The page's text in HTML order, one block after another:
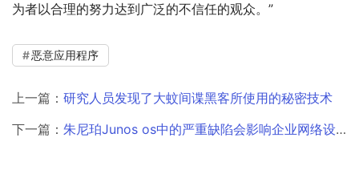
为者以合理的努力达到广泛的不信任的观众。”
恶意应用程序
上一篇： 研究人员发现了大蚊间谍黑客所使用的秘密技术
下一篇： 朱尼珀Junos os中的严重缺陷会影响企业网络设备￼